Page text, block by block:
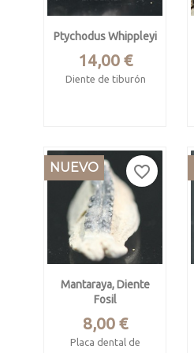
Ptychodus Whippleyi
Precio
14,00 €
Diente de tiburón
Post Oak Creek,
Sherman, Texas,
USA
Mide 20 x 18 x 14
mm
Mantaraya, Diente
Fosil
Precio
8,00 €
Placa dental de
NUEVO favorite_border